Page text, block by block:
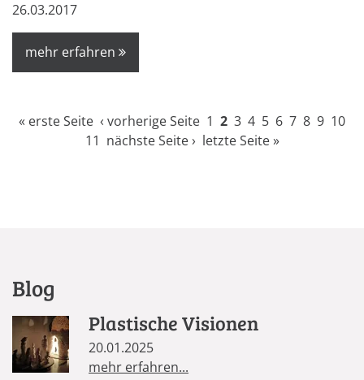
26.03.2017
mehr erfahren
Seiten
« erste Seite ‹ vorherige Seite 1 2 3 4 5 6 7 8 9 10
11 nächste Seite › letzte Seite »
Blog
Plastische Visionen
20.01.2025
mehr erfahren...